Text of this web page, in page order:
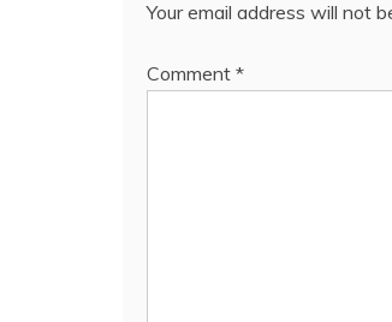
Your email address will not
Comment *